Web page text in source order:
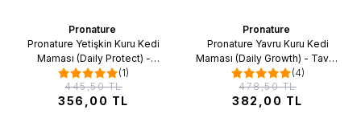
İndirimFavorilere Ekle
Pronature
Pronature Yetişkin Kuru Kedi
Maması (Daily Protect) -
Hamsili ve Pirinçli - 1,5KG
(1)
445,50TL
356,00 TL
Favorilere Ekle
Pronature
Pronature Yavru Kuru Kedi
Maması (Daily Growth) - Tavuk
Etli ve Pirinçli - 1,5KG
(4)
478,50TL
382,00 TL